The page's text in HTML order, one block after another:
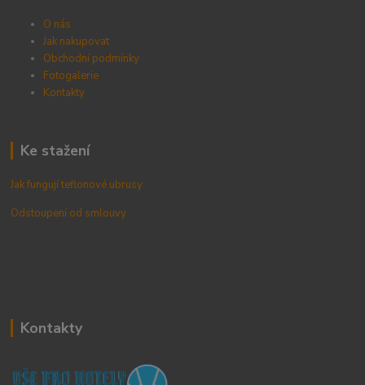
O nás
Jak nakupovat
Obchodní podmínky
Fotogalerie
Kontakty
Ke stažení
Jak fungují teflonové ubrusy
Odstoupení od smlouvy
Kontakty